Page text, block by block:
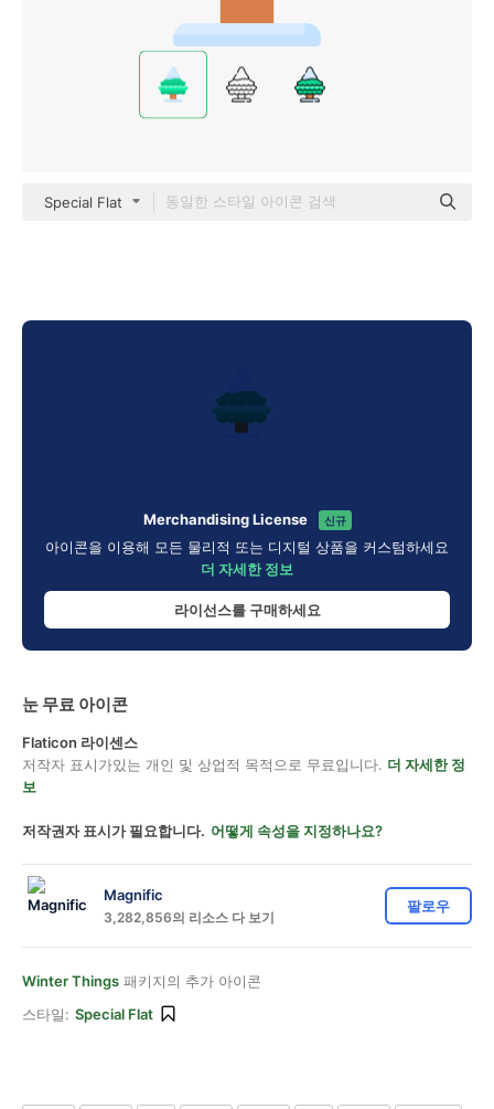
Special Flat
Merchandising License 신규
아이콘을 이용해 모든 물리적 또는 디지털 상품을 커스텀하세요
더 자세한 정보
라이선스를 구매하세요
눈 무료 아이콘
Flaticon 라이센스
저작자 표시가있는 개인 및 상업적 목적으로 무료입니다. 더 자세한 정
보
저작권자 표시가 필요합니다. 어떻게 속성을 지정하나요?
Magnific
3,282,856의 리소스 다 보기
팔로우
Winter Things 패키지의 추가 아이콘
스타일: Special Flat